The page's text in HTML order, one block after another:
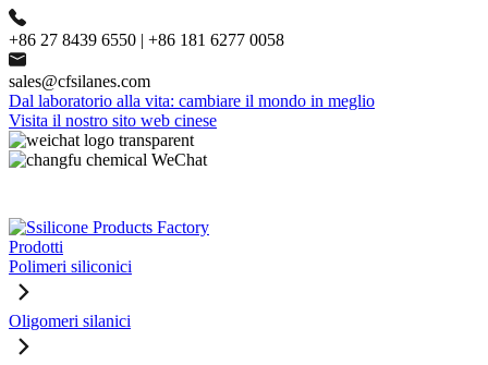
+86 27 8439 6550 | +86 181 6277 0058
sales@cfsilanes.com
Dal laboratorio alla vita: cambiare il mondo in meglio
Visita il nostro sito web cinese
Prodotti
Polimeri siliconici
Oligomeri silanici